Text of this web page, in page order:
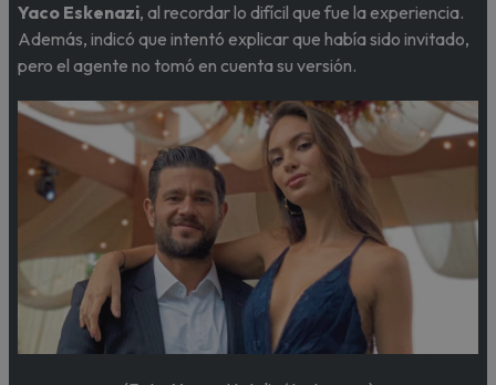
Yaco Eskenazi, al recordar lo difícil que fue la experiencia.
Además, indicó que intentó explicar que había sido invitado,
pero el agente no tomó en cuenta su versión.